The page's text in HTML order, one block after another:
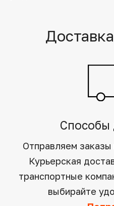
Способы
Отправляем
Курьерская
транспортные
выбирайте